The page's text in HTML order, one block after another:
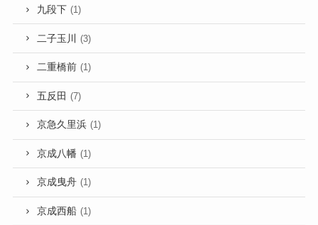
九段下 (1)
二子玉川 (3)
二重橋前 (1)
五反田 (7)
京急久里浜 (1)
京成八幡 (1)
京成曳舟 (1)
京成西船 (1)